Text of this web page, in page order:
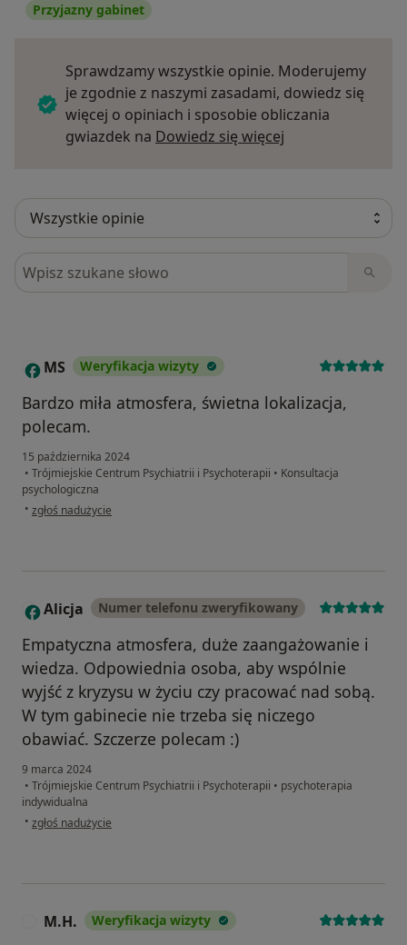
Przyjazny gabinet
Sprawdzamy wszystkie opinie. Moderujemy
je zgodnie z naszymi zasadami, dowiedz się
więcej o opiniach i sposobie obliczania
gwiazdek na Dowiedz się więcej
Szukaj w opiniach
M MS Weryfikacja wizyty
Bardzo miła atmosfera, świetna lokalizacja,
polecam.
15 października 2024
• Trójmiejskie Centrum Psychiatrii i Psychoterapii • Konsultacja
psychologiczna
• w opinii użytkownika MS
zgłoś nadużycie
A Alicja Numer telefonu zweryfikowany
Empatyczna atmosfera, duże zaangażowanie i
wiedza. Odpowiednia osoba, aby wspólnie
wyjść z kryzysu w życiu czy pracować nad sobą.
W tym gabinecie nie trzeba się niczego
obawiać. Szczerze polecam :)
9 marca 2024
• Trójmiejskie Centrum Psychiatrii i Psychoterapii • psychoterapia
indywidualna
• w opinii użytkownika Alicja
zgłoś nadużycie
M.H. Weryfikacja wizyty